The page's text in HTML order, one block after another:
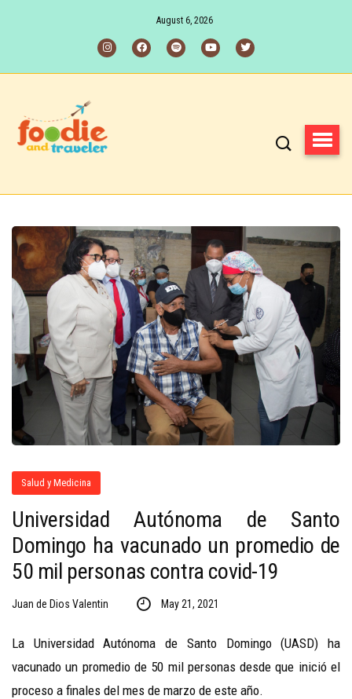
August 6, 2026
Salud y Medicina
Universidad Autónoma de Santo
Domingo ha vacunado un promedio de
50 mil personas contra covid-19
Juan de Dios Valentin May 21, 2021
La Universidad Autónoma de Santo Domingo (UASD) ha
vacunado un promedio de 50 mil personas desde que inició el
proceso a finales del mes de marzo de este año.